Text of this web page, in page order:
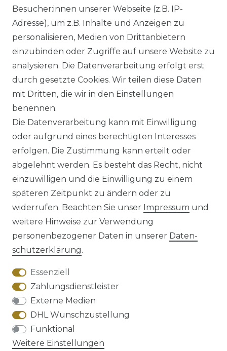
Authentic klein - Herren Sport
und Freizeit Hose aus
Baumwollmischung in
verschiedenen Farben (53022)
ab 54,95 € *
Impressum Daten­schutz­erklärung
AGB Barrierefreiheitserklärung
Widerrufs­recht
Besucher:innen unserer Webseite (z.B. IP-
Adresse), um z.B. Inhalte und Anzeigen zu
personalisieren, Medien von Drittanbietern
einzubinden oder Zugriffe auf unsere Website zu
analysieren. Die Datenverarbeitung erfolgt erst
durch gesetzte Cookies. Wir teilen diese Daten
mit Dritten, die wir in den Einstellungen
benennen.
Die Datenverarbeitung kann mit Einwilligung
oder aufgrund eines berechtigten Interesses
erfolgen. Die Zustimmung kann erteilt oder
abgelehnt werden. Es besteht das Recht, nicht
einzuwilligen und die Einwilligung zu einem
späteren Zeitpunkt zu ändern oder zu
widerrufen. Beachten Sie unser Impressum und
weitere Hinweise zur Verwendung
personenbezogener Daten in unserer Daten­
schutz­erklärung.
Essenziell
Zahlungsdienstleister
Externe Medien
DHL Wunschzustellung
Funktional
Weitere Einstellungen